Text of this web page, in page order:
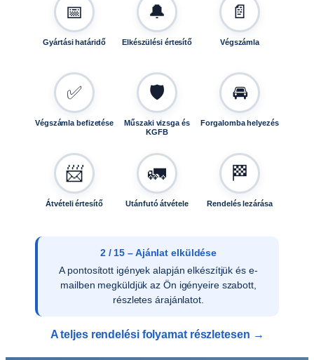
📅
Gyártási határidő
🔔
Elkészülési értesítő
📄
Végszámla
✅
Végszámla befizetése
🛡️
Műszaki vizsga és
KGFB
🚘
Forgalomba helyezés
📨
Átvételi értesítő
🚛
Utánfutó átvétele
🏁
Rendelés lezárása
2 / 15 – Ajánlat elküldése
A pontosított igények alapján elkészítjük és e-
mailben megküldjük az Ön igényeire szabott,
részletes árajánlatot.
A teljes rendelési folyamat részletesen →